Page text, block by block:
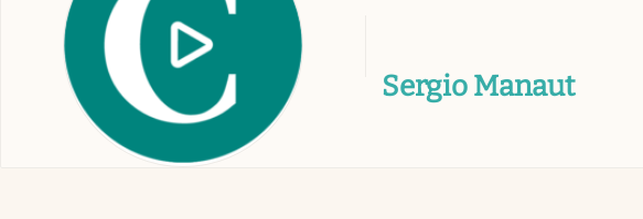
Eventos Corporativos
Institucionales Sergio Manaut